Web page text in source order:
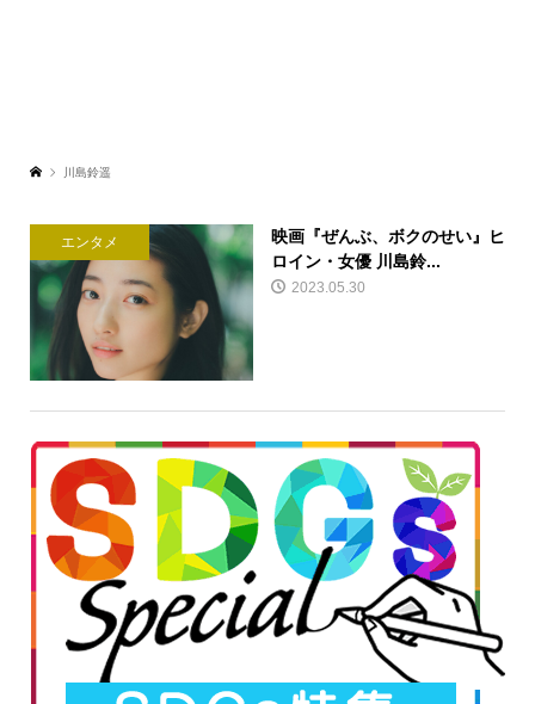
川島鈴遥
エンタメ
映画『ぜんぶ、ボクのせい』ヒ
ロイン・女優 川島鈴...
2023.05.30